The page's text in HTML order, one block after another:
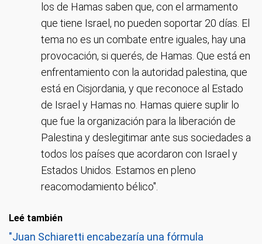
los de Hamas saben que, con el armamento
que tiene Israel, no pueden soportar 20 días. El
tema no es un combate entre iguales, hay una
provocación, si querés, de Hamas. Que está en
enfrentamiento con la autoridad palestina, que
está en Cisjordania, y que reconoce al Estado
de Israel y Hamas no. Hamas quiere suplir lo
que fue la organización para la liberación de
Palestina y deslegitimar ante sus sociedades a
todos los países que acordaron con Israel y
Estados Unidos. Estamos en pleno
reacomodamiento bélico".
Leé también
"Juan Schiaretti encabezaría una fórmula